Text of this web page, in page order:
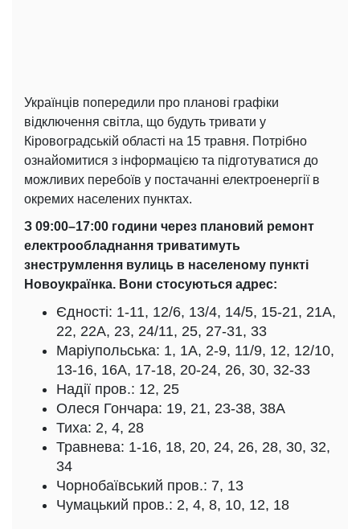
Українців попередили про планові графіки
відключення світла, що будуть тривати у
Кіровоградській області на 15 травня. Потрібно
ознайомитися з інформацією та підготуватися до
можливих перебоїв у постачанні електроенергії в
окремих населених пунктах.
З 09:00–17:00 години через плановий ремонт
електрообладнання триватимуть
знеструмлення вулиць в населеному пункті
Новоукраїнка. Вони стосуються адрес:
Єдності: 1-11, 12/6, 13/4, 14/5, 15-21, 21А,
22, 22А, 23, 24/11, 25, 27-31, 33
Маріупольська: 1, 1А, 2-9, 11/9, 12, 12/10,
13-16, 16А, 17-18, 20-24, 26, 30, 32-33
Надії пров.: 12, 25
Олеся Гончара: 19, 21, 23-38, 38А
Тиха: 2, 4, 28
Травнева: 1-16, 18, 20, 24, 26, 28, 30, 32,
34
Чорнобаївський пров.: 7, 13
Чумацький пров.: 2, 4, 8, 10, 12, 18